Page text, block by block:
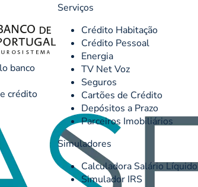
banco
crédito
Serviços
Crédito Habitação
Crédito Pessoal
Energia
TV Net Voz
Seguros
Cartões de Crédito
Depósitos a Prazo
Parceiros Imobiliários
Simuladores
Calculadora Salário Líquido
Simulador IRS